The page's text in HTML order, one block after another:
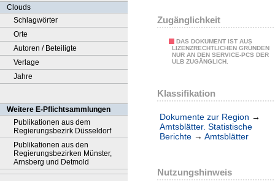
Clouds
Schlagwörter
Orte
Autoren / Beteiligte
Verlage
Jahre
Weitere E-Pflichtsammlungen
Publikationen aus dem
Regierungsbezirk Düsseldorf
Publikationen aus den
Regierungsbezirken Münster,
Arnsberg und Detmold
Zugänglichkeit
DAS DOKUMENT IST AUS
LIZENZRECHTLICHEN GRÜNDEN
NUR AN DEN SERVICE-PCS DER
ULB ZUGÄNGLICH.
Klassifikation
Dokumente zur Region →
Amtsblätter. Statistische
Berichte → Amtsblätter
Nutzungshinweis